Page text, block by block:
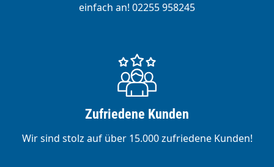
einfach an! 02255 958245
Zufriedene Kunden
Wir sind stolz auf über 15.000 zufriedene Kunden!